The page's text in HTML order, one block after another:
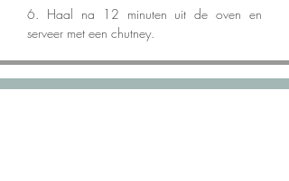
6. Haal na 12 minuten uit de oven en
serveer met een chutney.